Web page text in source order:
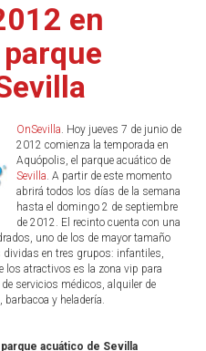
en
OnSevilla. Hoy jueves 7 de junio de
2012 comienza la temporada en
Aquópolis, el parque acuático de
Sevilla. A partir de este momento
abrirá todos los días de la semana
hasta el domingo 2 de septiembre
de 2012. El recinto cuenta con una
uno de los de mayor tamaño
dividas en tres grupos: infantiles,
los atractivos es la zona vip para
servicios médicos, alquiler de
y heladería.
acuático de Sevilla